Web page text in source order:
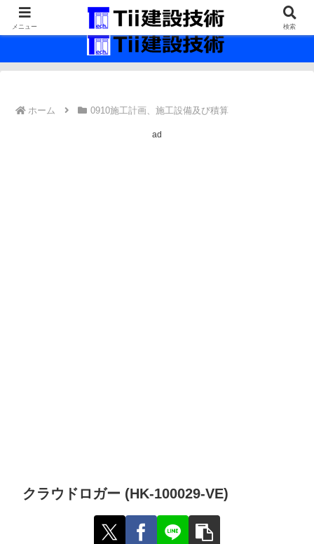
最新の建設技術の情報インフラ。
ホーム 0910施工計画、施工設備及び積算
ad
クラウドロガー (HK-100029-VE)
メニュー 検索